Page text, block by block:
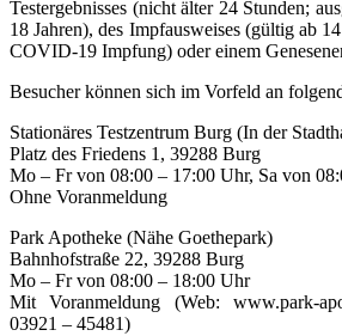
Testergebnisses (nicht älter 24 Stunden;
18 Jahren), des Impfausweises (gültig ab
COVID-19 Impfung) oder einem
Besucher können sich im Vorfeld an
Stationäres Testzentrum Burg (In der
Platz des Friedens 1, 39288 Burg
Mo – Fr von 08:00 – 17:00 Uhr, Sa von
Ohne Voranmeldung
Park Apotheke (Nähe Goethepark)
Bahnhofstraße 22, 39288 Burg
Mo – Fr von 08:00 – 18:00 Uhr
Mit Voranmeldung (Web: www.park-
03921 – 45481)